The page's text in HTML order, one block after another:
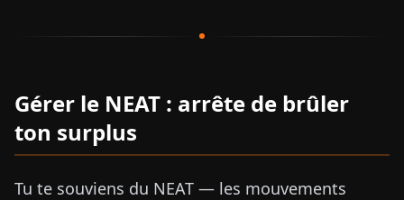
Gérer le NEAT : arrête de brûler
ton surplus
Tu te souviens du NEAT — les mouvements